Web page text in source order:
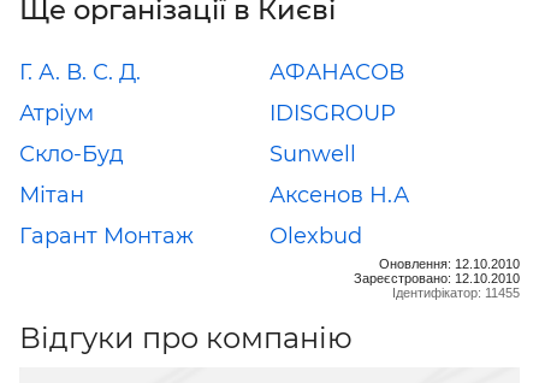
Ще організації в Києві
Г. А. В. С. Д.
АФАНАСОВ
Атріум
IDISGROUP
Скло-Буд
Sunwell
Мітан
Аксенов Н.А
Гарант Монтаж
Olexbud
Оновлення: 12.10.2010
Зареєстровано: 12.10.2010
Ідентифікатор: 11455
Відгуки про компанію